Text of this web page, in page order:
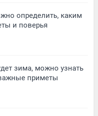
определить, каким
и поверья
зима, можно узнать
приметы